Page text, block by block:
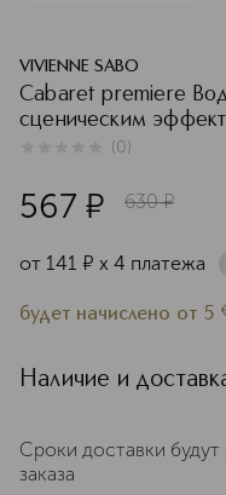
VIVIENNE SABO
Cabaret premiere
сценическим
(0)
567 ¤ 630 ¤
от 141 ¤ х 4 платежа
будет начислено от 5
Наличие и
Сроки доставки
заказа